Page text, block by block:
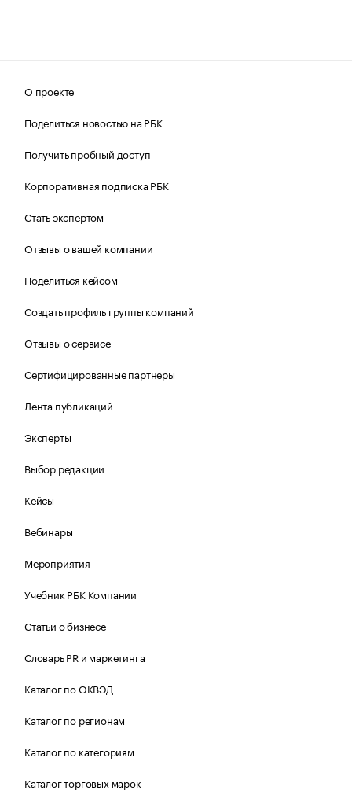
О проекте
Поделиться новостью на РБК
Получить пробный доступ
Корпоративная подписка РБК
Стать экспертом
Отзывы о вашей компании
Поделиться кейсом
Создать профиль группы компаний
Отзывы о сервисе
Сертифицированные партнеры
Лента публикаций
Эксперты
Выбор редакции
Кейсы
Вебинары
Мероприятия
Учебник РБК Компании
Статьи о бизнесе
Словарь PR и маркетинга
Каталог по ОКВЭД
Каталог по регионам
Каталог по категориям
Каталог торговых марок